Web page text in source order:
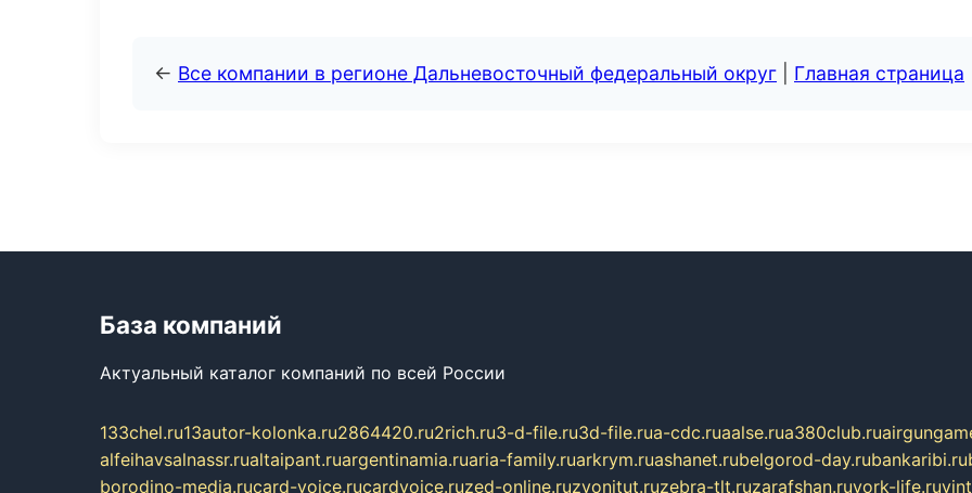
← Все компании в регионе Дальневосточный федеральный округ Главная страница
База компаний
Актуальный каталог компаний по всей России
133chel.ru13autor-kolonka.ru2864420.ru2rich.ru3-d-file.ru3d-file.rua-cdc.ruaalse.rua380club.ru
alfeihavsalnassr.rualtaipant.ruargentinamia.ruaria-family.ruarkrym.ruashanet.rubelgorod-day.rubankaribi.ru
borodino-media.rucard-voice.rucardvoice.ruzed-online.ruzvonitut.ruzebra-tlt.ruzarafshan.ruyork-life.ru